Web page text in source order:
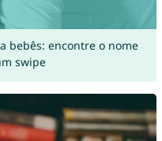
bebês: encontre o nome
swipe